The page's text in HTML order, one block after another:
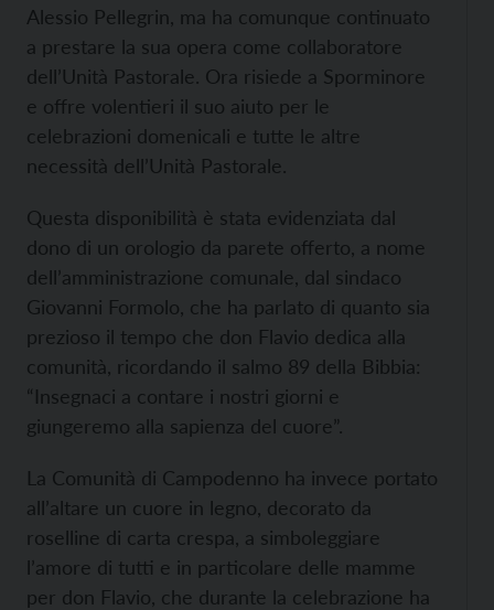
Alessio Pellegrin, ma ha comunque continuato
a prestare la sua opera come collaboratore
dell’Unità Pastorale. Ora risiede a Sporminore
e offre volentieri il suo aiuto per le
celebrazioni domenicali e tutte le altre
necessità dell’Unità Pastorale.
Questa disponibilità è stata evidenziata dal
dono di un orologio da parete offerto, a nome
dell’amministrazione comunale, dal sindaco
Giovanni Formolo, che ha parlato di quanto sia
prezioso il tempo che don Flavio dedica alla
comunità, ricordando il salmo 89 della Bibbia:
“Insegnaci a contare i nostri giorni e
giungeremo alla sapienza del cuore”.
La Comunità di Campodenno ha invece portato
all’altare un cuore in legno, decorato da
roselline di carta crespa, a simboleggiare
l’amore di tutti e in particolare delle mamme
per don Flavio, che durante la celebrazione ha